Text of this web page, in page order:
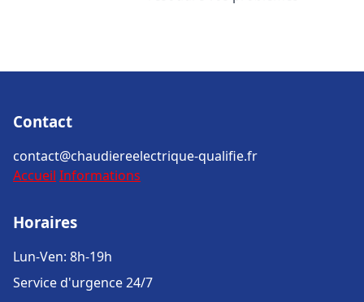
Contact
contact@chaudiereelectrique-qualifie.fr
Accueil Informations
Horaires
Lun-Ven: 8h-19h
Service d'urgence 24/7